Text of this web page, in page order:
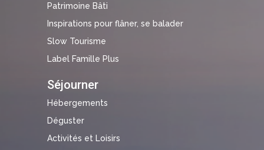
Patrimoine Bâti
Inspirations pour flâner, se balader
Slow Tourisme
Label Famille Plus
Séjourner
Hébergements
Déguster
Activités et Loisirs